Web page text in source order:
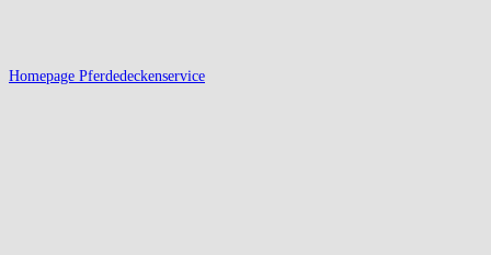
Homepage Pferdedeckenservice